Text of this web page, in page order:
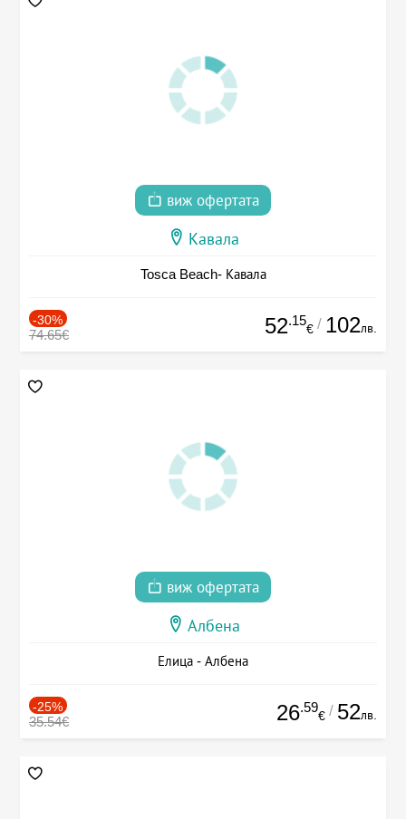
виж офертата
Кавала
Tosca Beach- Кавала
-30%
74.65€ 52.15
€ / 102лв.
виж офертата
Албена
Елица - Албена
-25%
35.54€ 26.59
€ / 52лв.